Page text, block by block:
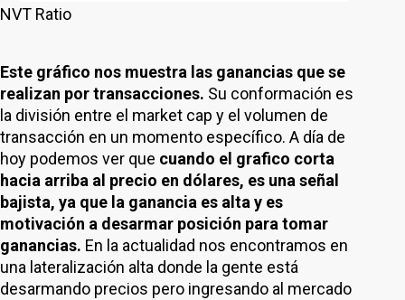
NVT Ratio
Este gráfico nos muestra las ganancias que se
realizan por transacciones. Su conformación es
la división entre el market cap y el volumen de
transacción en un momento específico. A día de
hoy podemos ver que cuando el grafico corta
hacia arriba al precio en dólares, es una señal
bajista, ya que la ganancia es alta y es
motivación a desarmar posición para tomar
ganancias. En la actualidad nos encontramos en
una lateralización alta donde la gente está
desarmando precios pero ingresando al mercado